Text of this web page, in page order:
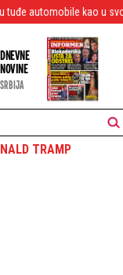
kao u svoje, pa se još i
DNEVNE
NOVINE
SRBIJA
TRAMP